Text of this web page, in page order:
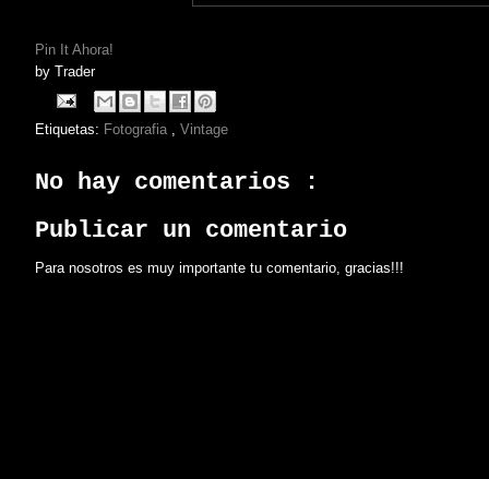
Pin It Ahora!
by Trader
Etiquetas: Fotografia Vintage
No hay comentarios :
Publicar un comentario
Para nosotros es muy importante tu comentario, gracias!!!